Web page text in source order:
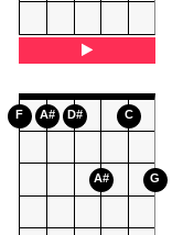
F A# D#
A#
C
G